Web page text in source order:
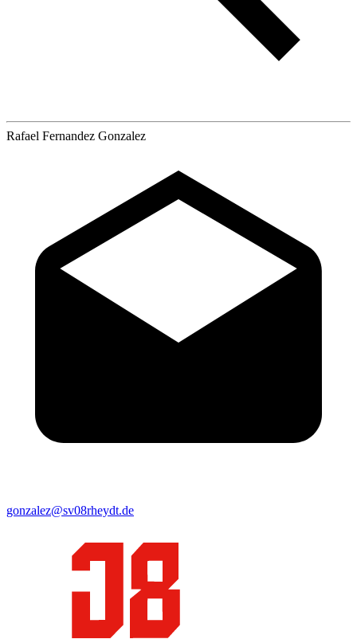
Rafael Fernandez Gonzalez
gonzalez@sv08rheydt.de